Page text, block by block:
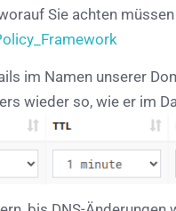
Sie achten
im Namen unserer
wieder so, wie er im